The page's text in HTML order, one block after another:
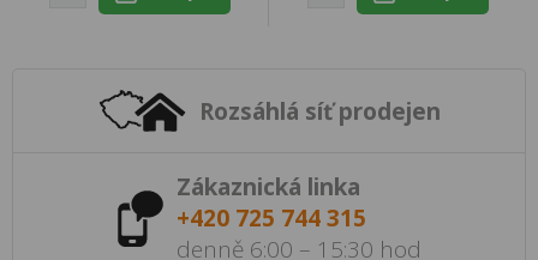
Rozsáhlá síť prodejen
Zákaznická linka
+420 725 744 315
denně 6:00 – 15:30 hod